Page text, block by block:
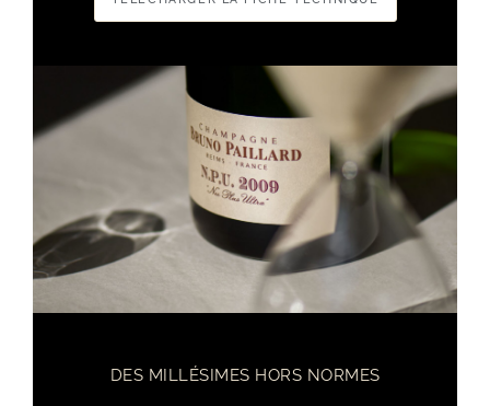
DES MILLÉSIMES HORS NORMES